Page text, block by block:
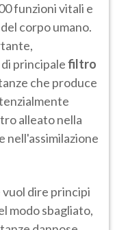
funzioni vitali e
corpo umano.
principalefiltro
che produce
alleato nella
nell'assimilazione
dire principi
modo sbagliato,